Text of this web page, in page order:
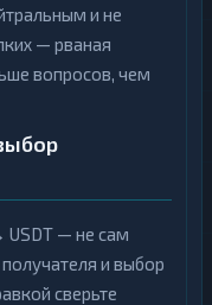
и не
— рваная
вопросов, чем
USDT — не сам
и выбор
сверьте